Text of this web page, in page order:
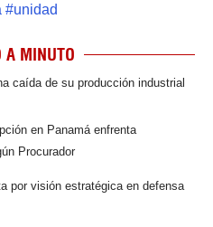
#unidad
A MINUTO
caída de su producción industrial
en Panamá enfrenta
Procurador
por visión estratégica en defensa